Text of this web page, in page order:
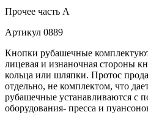
Прочее часть A
Артикул 0889
Кнопки рубашечные
лицевая и изнаночная стороны
кольца или шляпки. Протос
отдельно, не комплектом, что
рубашечные устанавливаются с
оборудования- пресса и